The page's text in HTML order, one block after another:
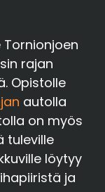
rajan
Opistolle
autolla
on myös
tuleville
löytyy
ja